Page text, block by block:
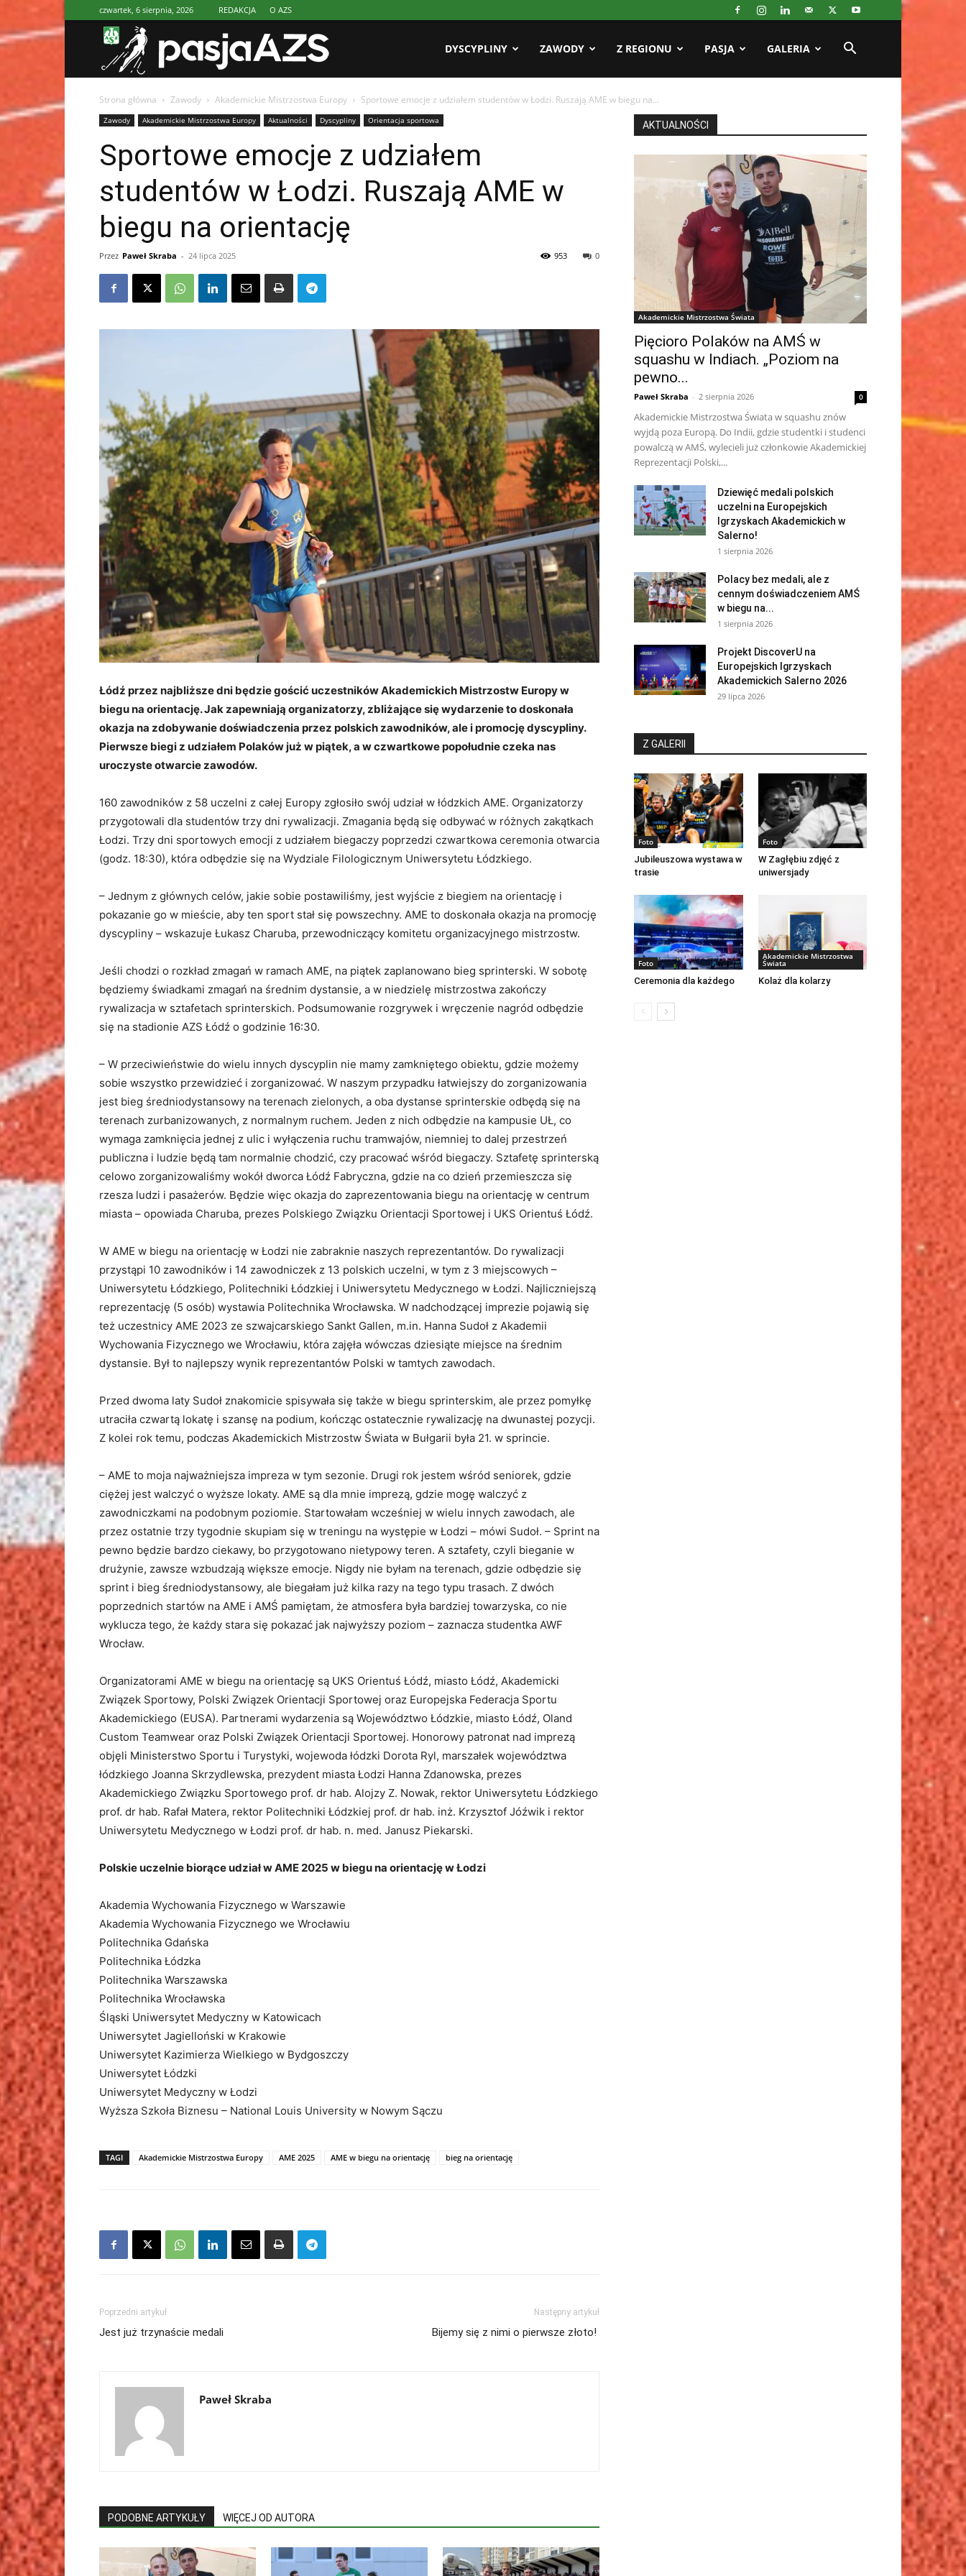
czwartek, 6 sierpnia, 2026 REDAKCJA O AZS
AZS
DYSCYPLINY ZAWODY Z REGIONU PASJA GALERIA
Strona główna Zawody Akademickie Mistrzostwa Europy Sportowe emocje z udziałem studentów w Łodzi. Ruszają AME w biegu na...
Zawody Akademickie Mistrzostwa Europy Aktualności Dyscypliny Orientacja sportowa
Sportowe emocje z udziałem
studentów w Łodzi. Ruszają AME w
biegu na orientację
Przez Paweł Skraba - 24 lipca 2025 0
953
Łódź przez najbliższe dni będzie gościć uczestników Akademickich Mistrzostw Europy w
biegu na orientację. Jak zapewniają organizatorzy, zbliżające się wydarzenie to doskonała
okazja na zdobywanie doświadczenia przez polskich zawodników, ale i promocję dyscypliny.
Pierwsze biegi z udziałem Polaków już w piątek, a w czwartkowe popołudnie czeka nas
uroczyste otwarcie zawodów.
160 zawodników z 58 uczelni z całej Europy zgłosiło swój udział w łódzkich AME. Organizatorzy
przygotowali dla studentów trzy dni rywalizacji. Zmagania będą się odbywać w różnych zakątkach
Łodzi. Trzy dni sportowych emocji z udziałem biegaczy poprzedzi czwartkowa ceremonia otwarcia
(godz. 18:30), która odbędzie się na Wydziale Filologicznym Uniwersytetu Łódzkiego.
– Jednym z głównych celów, jakie sobie postawiliśmy, jest wyjście z biegiem na orientację i
pokazanie go w mieście, aby ten sport stał się powszechny. AME to doskonała okazja na promocję
dyscypliny – wskazuje Łukasz Charuba, przewodniczący komitetu organizacyjnego mistrzostw.
Jeśli chodzi o rozkład zmagań w ramach AME, na piątek zaplanowano bieg sprinterski. W sobotę
będziemy świadkami zmagań na średnim dystansie, a w niedzielę mistrzostwa zakończy
rywalizacja w sztafetach sprinterskich. Podsumowanie rozgrywek i wręczenie nagród odbędzie
się na stadionie AZS Łódź o godzinie 16:30.
– W przeciwieństwie do wielu innych dyscyplin nie mamy zamkniętego obiektu, gdzie możemy
sobie wszystko przewidzieć i zorganizować. W naszym przypadku łatwiejszy do zorganizowania
jest bieg średniodystansowy na terenach zielonych, a oba dystanse sprinterskie odbędą się na
terenach zurbanizowanych, z normalnym ruchem. Jeden z nich odbędzie na kampusie UŁ, co
wymaga zamknięcia jednej z ulic i wyłączenia ruchu tramwajów, niemniej to dalej przestrzeń
publiczna i ludzie będą tam normalnie chodzić, czy pracować wśród biegaczy. Sztafetę sprinterską
celowo zorganizowaliśmy wokół dworca Łódź Fabryczna, gdzie na co dzień przemieszcza się
rzesza ludzi i pasażerów. Będzie więc okazja do zaprezentowania biegu na orientację w centrum
miasta – opowiada Charuba, prezes Polskiego Związku Orientacji Sportowej i UKS Orientuś Łódź.
W AME w biegu na orientację w Łodzi nie zabraknie naszych reprezentantów. Do rywalizacji
przystąpi 10 zawodników i 14 zawodniczek z 13 polskich uczelni, w tym z 3 miejscowych –
Uniwersytetu Łódzkiego, Politechniki Łódzkiej i Uniwersytetu Medycznego w Łodzi. Najliczniejszą
reprezentację (5 osób) wystawia Politechnika Wrocławska. W nadchodzącej imprezie pojawią się
też uczestnicy AME 2023 ze szwajcarskiego Sankt Gallen, m.in. Hanna Sudoł z Akademii
Wychowania Fizycznego we Wrocławiu, która zajęła wówczas dziesiąte miejsce na średnim
dystansie. Był to najlepszy wynik reprezentantów Polski w tamtych zawodach.
Przed dwoma laty Sudoł znakomicie spisywała się także w biegu sprinterskim, ale przez pomyłkę
utraciła czwartą lokatę i szansę na podium, kończąc ostatecznie rywalizację na dwunastej pozycji.
Z kolei rok temu, podczas Akademickich Mistrzostw Świata w Bułgarii była 21. w sprincie.
– AME to moja najważniejsza impreza w tym sezonie. Drugi rok jestem wśród seniorek, gdzie
ciężej jest walczyć o wyższe lokaty. AME są dla mnie imprezą, gdzie mogę walczyć z
zawodniczkami na podobnym poziomie. Startowałam wcześniej w wielu innych zawodach, ale
przez ostatnie trzy tygodnie skupiam się w treningu na występie w Łodzi – mówi Sudoł. – Sprint na
pewno będzie bardzo ciekawy, bo przygotowano nietypowy teren. A sztafety, czyli bieganie w
drużynie, zawsze wzbudzają większe emocje. Nigdy nie byłam na terenach, gdzie odbędzie się
sprint i bieg średniodystansowy, ale biegałam już kilka razy na tego typu trasach. Z dwóch
poprzednich startów na AME i AMŚ pamiętam, że atmosfera była bardziej towarzyska, co nie
wyklucza tego, że każdy stara się pokazać jak najwyższy poziom – zaznacza studentka AWF
Wrocław.
Organizatorami AME w biegu na orientację są UKS Orientuś Łódź, miasto Łódź, Akademicki
Związek Sportowy, Polski Związek Orientacji Sportowej oraz Europejska Federacja Sportu
Akademickiego (EUSA). Partnerami wydarzenia są Województwo Łódzkie, miasto Łódź, Oland
Custom Teamwear oraz Polski Związek Orientacji Sportowej. Honorowy patronat nad imprezą
objęli Ministerstwo Sportu i Turystyki, wojewoda łódzki Dorota Ryl, marszałek województwa
łódzkiego Joanna Skrzydlewska, prezydent miasta Łodzi Hanna Zdanowska, prezes
Akademickiego Związku Sportowego prof. dr hab. Alojzy Z. Nowak, rektor Uniwersytetu Łódzkiego
prof. dr hab. Rafał Matera, rektor Politechniki Łódzkiej prof. dr hab. inż. Krzysztof Jóźwik i rektor
Uniwersytetu Medycznego w Łodzi prof. dr hab. n. med. Janusz Piekarski.
Polskie uczelnie biorące udział w AME 2025 w biegu na orientację w Łodzi
Akademia Wychowania Fizycznego w Warszawie
Akademia Wychowania Fizycznego we Wrocławiu
Politechnika Gdańska
Politechnika Łódzka
Politechnika Warszawska
Politechnika Wrocławska
Śląski Uniwersytet Medyczny w Katowicach
Uniwersytet Jagielloński w Krakowie
Uniwersytet Kazimierza Wielkiego w Bydgoszczy
Uniwersytet Łódzki
Uniwersytet Medyczny w Łodzi
Wyższa Szkoła Biznesu – National Louis University w Nowym Sączu
TAGI Akademickie Mistrzostwa Europy AME 2025 AME w biegu na orientację bieg na orientację
Poprzedni artykuł
Jest już trzynaście medali
Następny artykuł
Bijemy się z nimi o pierwsze złoto!
Paweł Skraba
PODOBNE ARTYKUŁY WIĘCEJ OD AUTORA
AKTUALNOŚCI
Akademickie Mistrzostwa Świata
Pięcioro Polaków na AMŚ w
squashu w Indiach. „Poziom na
pewno...
Paweł Skraba - 2 sierpnia 2026 0
Akademickie Mistrzostwa Świata w squashu znów
wyjdą poza Europą. Do Indii, gdzie studentki i studenci
powalczą w AMŚ, wylecieli już członkowie Akademickiej
Reprezentacji Polski,...
Dziewięć medali polskich
uczelni na Europejskich
Igrzyskach Akademickich w
Salerno!
1 sierpnia 2026
Polacy bez medali, ale z
cennym doświadczeniem AMŚ
w biegu na...
1 sierpnia 2026
Projekt DiscoverU na
Europejskich Igrzyskach
Akademickich Salerno 2026
29 lipca 2026
Z GALERII
Foto
Jubileuszowa wystawa w
trasie
Foto
W Zagłębiu zdjęć z
uniwersjady
Foto
Ceremonia dla każdego
Akademickie Mistrzostwa
Świata
Kolaż dla kolarzy